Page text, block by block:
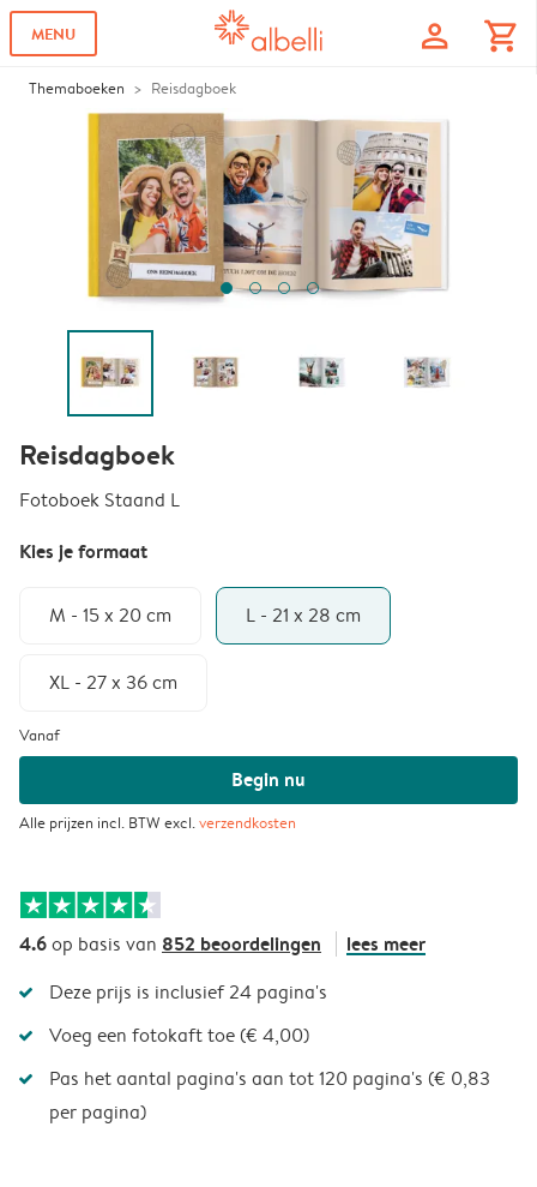
MENU profile shopping_cart
Themaboeken Reisdagboek
Reisdagboek
Fotoboek Staand L
Kies je formaat
M - 15 x 20 cm L - 21 x 28 cm
XL - 27 x 36 cm
Vanaf
Begin nu
Alle prijzen incl. BTW excl.verzendkosten
4.6op basis van 852 beoordelingen lees meer
Deze prijs is inclusief 24 pagina's
Voeg een fotokaft toe (€ 4,00)
Pas het aantal pagina's aan tot 120 pagina's (€ 0,83
per pagina)